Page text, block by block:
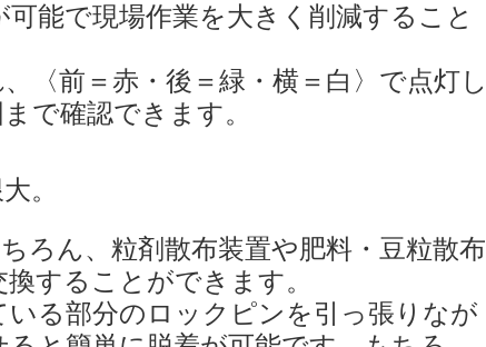
能で現場作業を大きく削減すること
〈前＝赤・後＝緑・横＝白〉で点灯し
で確認できます。
。
ろん、粒剤散布装置や肥料・豆粒散布
することができます。
る部分のロックピンを引っ張りなが